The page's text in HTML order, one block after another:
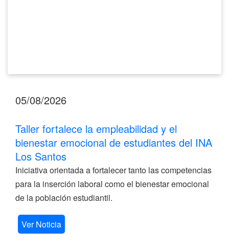
05/08/2026
Taller fortalece la empleabilidad y el
bienestar emocional de estudiantes del INA
Los Santos
Iniciativa orientada a fortalecer tanto las competencias
para la inserción laboral como el bienestar emocional
de la población estudiantil.
Ver Noticia